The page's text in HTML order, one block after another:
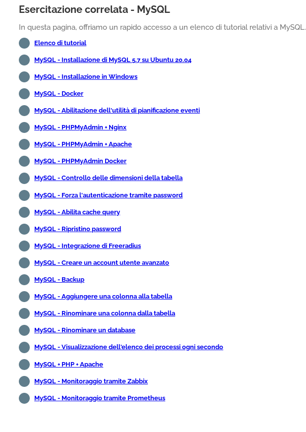
Esercitazione correlata - MySQL
In questa pagina, offriamo un rapido accesso a un elenco di tutorial relativi a MySQL.
Elenco di tutorial
MySQL - Installazione di MySQL 5.7 su Ubuntu 20.04
MySQL - Installazione in Windows
MySQL - Docker
MySQL - Abilitazione dell'utilità di pianificazione eventi
MySQL - PHPMyAdmin + Nginx
MySQL - PHPMyAdmin + Apache
MySQL - PHPMyAdmin Docker
MySQL - Controllo delle dimensioni della tabella
MySQL - Forza l'autenticazione tramite password
MySQL - Abilita cache query
MySQL - Ripristino password
MySQL - Integrazione di Freeradius
MySQL - Creare un account utente avanzato
MySQL - Backup
MySQL - Aggiungere una colonna alla tabella
MySQL - Rinominare una colonna dalla tabella
MySQL - Rinominare un database
MySQL - Visualizzazione dell'elenco dei processi ogni secondo
MySQL + PHP + Apache
MySQL - Monitoraggio tramite Zabbix
MySQL - Monitoraggio tramite Prometheus